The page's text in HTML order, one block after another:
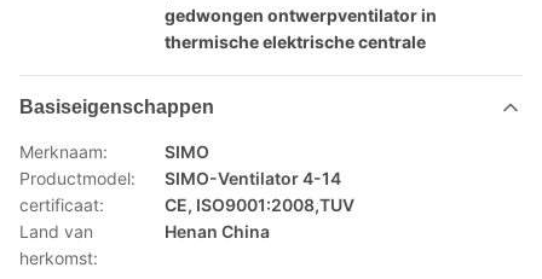
gedwongen ontwerpventilator in
thermische elektrische centrale
Basiseigenschappen
Merknaam:
SIMO
Productmodel:
SIMO-Ventilator 4-14
certificaat:
CE, ISO9001:2008,TUV
Land van
herkomst:
Henan China